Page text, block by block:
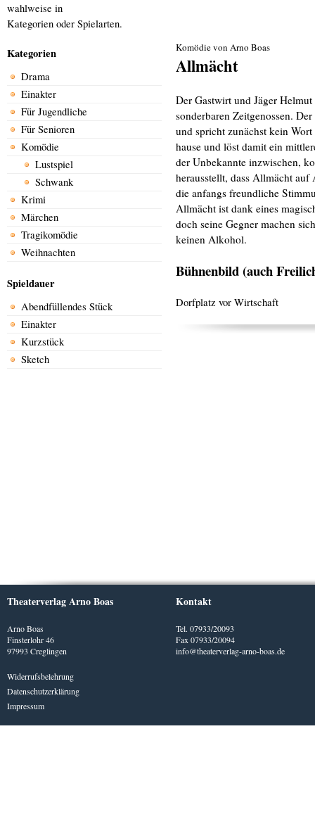
wahlweise in
Kategorien oder Spielarten.
Kategorien
Drama
Einakter
Für Jugendliche
Für Senioren
Komödie
Lustspiel
Schwank
Krimi
Märchen
Tragikomödie
Weihnachten
Spieldauer
Abendfüllendes Stück
Einakter
Kurzstück
Sketch
Komödie von Arno Boas
Allmächt
Der Gastwirt und Jäger
sonderbaren Zeitgenossen.
und spricht zunächst kein
hause und löst damit ein
der Unbekannte inzwischen,
herausstellt, dass Allmächt
die anfangs freundliche
Allmächt ist dank eines
doch seine Gegner machen
keinen Alkohol.
Bühnenbild (auch
Dorfplatz vor Wirtschaft
Theaterverlag Arno Boas
Arno Boas
Finsterlohr 46
97993 Creglingen
Widerrufsbelehrung
Datenschutzerklärung
Impressum
Kontakt
Tel. 07933/20093
Fax 07933/20094
info@theaterverlag-arno-boas.de